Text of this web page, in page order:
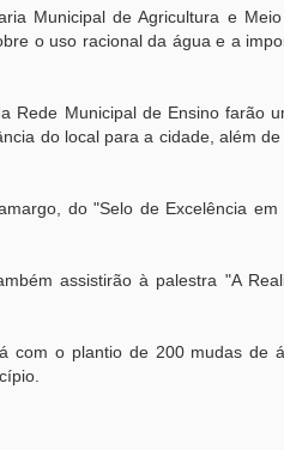
Municipal de Agricultura e Meio
o uso racional da água e a
Rede Municipal de Ensino farão
do local para a cidade, além
do "Selo de Excelência em
assistirão à palestra "A
com o plantio de 200 mudas de